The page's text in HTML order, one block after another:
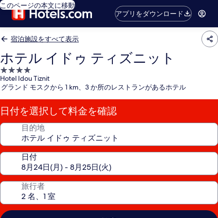
このページの本文に移動
アプリをダウンロード
宿泊施設をすべて表示
ホテル イドゥ ティズニット
4.0
つ
星
宿
泊
施
Hotel Idou Tiznit
グランド モスクから 1 km、3 か所のレストランがあるホテル
日付を選択して料金を確認
目的地
日付
旅行者